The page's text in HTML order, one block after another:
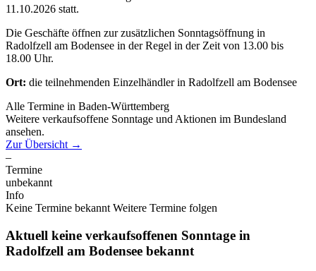
11.10.2026 statt.
Die Geschäfte öffnen zur zusätzlichen Sonntagsöffnung in
Radolfzell am Bodensee in der Regel in der Zeit von 13.00 bis
18.00 Uhr.
Ort: die teilnehmenden Einzelhändler in Radolfzell am Bodensee
Alle Termine in Baden-Württemberg
Weitere verkaufsoffene Sonntage und Aktionen im Bundesland
ansehen.
Zur Übersicht →
–
Termine
unbekannt
Info
Keine Termine bekannt Weitere Termine folgen
Aktuell keine verkaufsoffenen Sonntage in
Radolfzell am Bodensee bekannt